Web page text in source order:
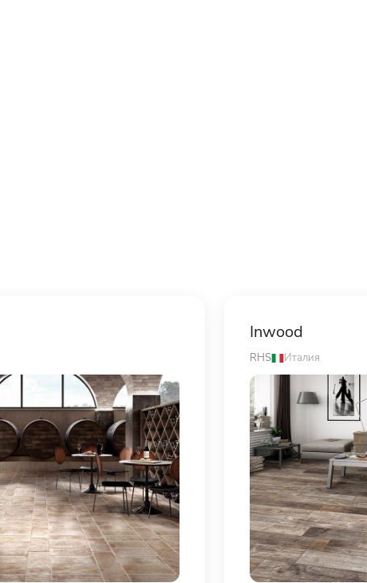
Inwood
RHS Италия